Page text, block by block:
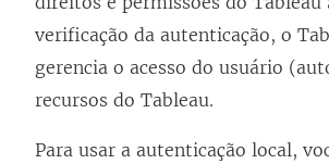
verificação da autenticação, o
gerencia o acesso do usuário
recursos do Tableau.
Para usar a autenticação local,